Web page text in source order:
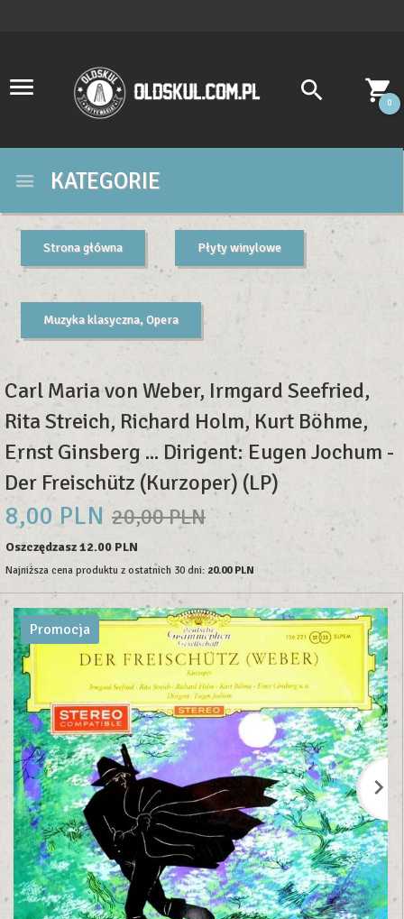
0
KATEGORIE
Strona główna Płyty winylowe
Muzyka klasyczna, Opera
Carl Maria von Weber, Irmgard Seefried,
Rita Streich, Richard Holm, Kurt Böhme,
Ernst Ginsberg ... Dirigent: Eugen Jochum -
Der Freischütz (Kurzoper) (LP)
8,00 PLN 20,00 PLN
Oszczędzasz 12.00 PLN
Najniższa cena produktu z ostatnich 30 dni: 20.00 PLN
Promocja